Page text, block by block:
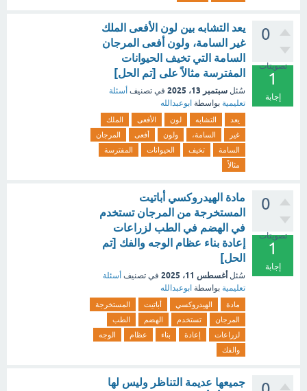
0
تصويتات
1
إجابة
يعد التشابه بين لون الأفعى الملك
غير السامة، ولون أفعى المرجان
السامة التي تخيف الحيوانات
المفترسة مثالاً على [تم الحل]
سُئل سبتمبر 13، 2025 في تصنيف أسئلة
تعليمية بواسطة ابوعبدالله
يعد التشابه لون الأفعى
الملك
غير
السامة، ولون أفعى
المرجان
السامة
تخيف الحيوانات
المفترسة
مثالاً
0
تصويتات
1
إجابة
مادة الهيدروكسي أباتيت
المستخرجة من المرجان تستخدم
في الهضم في الطب لزراعات
إعادة بناء عظام الوجه والفك [تم
الحل]
سُئل أغسطس 11، 2025 في تصنيف أسئلة
تعليمية بواسطة ابوعبدالله
مادة الهيدروكسي أباتيت
المستخرجة
المرجان
تستخدم الهضم
الطب
لزراعات
إعادة بناء عظام
الوجه
والفك
جميعها عديمة التناظر وليس لها